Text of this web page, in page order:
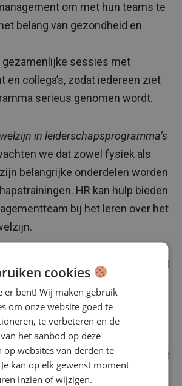
om met hun teams te
belang van gezondheid en
gezamenlijke sessies met
en collega’s, zodat iedereen ziet
serieus genomen wordt.
in leiderschapsprogramma’s
we dat zowel fysiek als
belangrijke onderdelen worden
HR kan hulp bieden
bij het leren over het
en meet de betrokkenheid
het resultaat van
is belangrijk om te
goed werkt en wat niet. HR-
maken nog te weinig gebruik van
programma’s te optimaliseren. Met
kan je altijd zien
cookies
er bent! Wij maken gebruik
om onze website goed te
te verbeteren en de
het aanbod op deze
op websites van derden te
kan op elk gewenst moment
inzien of wijzigen.